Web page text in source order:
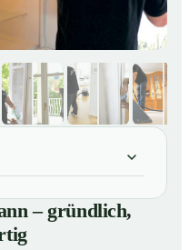
besenrein und
– gründlich,